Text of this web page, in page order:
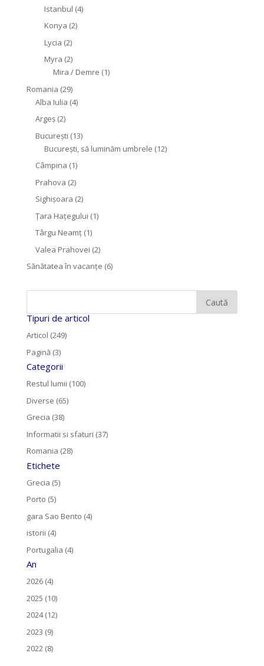
Istanbul (4)
Konya (2)
Lycia (2)
Myra (2)
Mira / Demre (1)
Romania (29)
Alba Iulia (4)
Argeș(2)
București (13)
București, să luminăm umbrele (12)
Câmpina (1)
Prahova (2)
Sighişoara (2)
Țara Hațegului (1)
Târgu Neamţ(1)
Valea Prahovei (2)
Sănătatea în vacanțe (6)
Tipuri de articol
Articol (249)
Pagină (3)
Categorii
Restul lumii (100)
Diverse (65)
Grecia (38)
Informatii si sfaturi (37)
Romania (28)
Etichete
Grecia (5)
Porto (5)
gara Sao Bento (4)
istorii (4)
Portugalia (4)
An
2026 (4)
2025 (10)
2024 (12)
2023 (9)
2022 (8)